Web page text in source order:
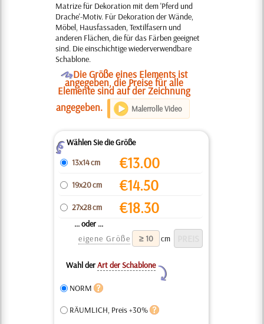
Matrize für Dekoration mit dem 'Pferd und
Drache'-Motiv. Für Dekoration der Wände,
Möbel, Hausfassaden, Textilfasern und
anderen Flächen, die für das Färben geeignet
sind. Die einschichtige wiederverwendbare
Schablone.
ODie Größe eines Elements ist
angegeben, die Preise für alle
Elemente sind auf der Zeichnung
angegeben.
Malerrolle Video
ZWählen Sie die Größe
13x14 cm
€13.00
19x20 cm €14.50
27x28 cm €18.30
... oder ...
eigene Größe
cm
Wahl derArt der Schablone
Y
NORM
RÄUMLICH, Preis +30%